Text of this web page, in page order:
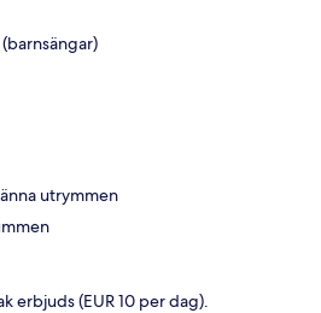
utrymmen
erbjuds (EUR 10 per dag).